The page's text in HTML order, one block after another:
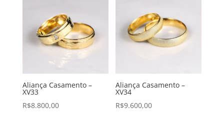
Aliança Casamento –
XV33
R$8.800,00
Aliança Casamento –
XV34
R$9.600,00